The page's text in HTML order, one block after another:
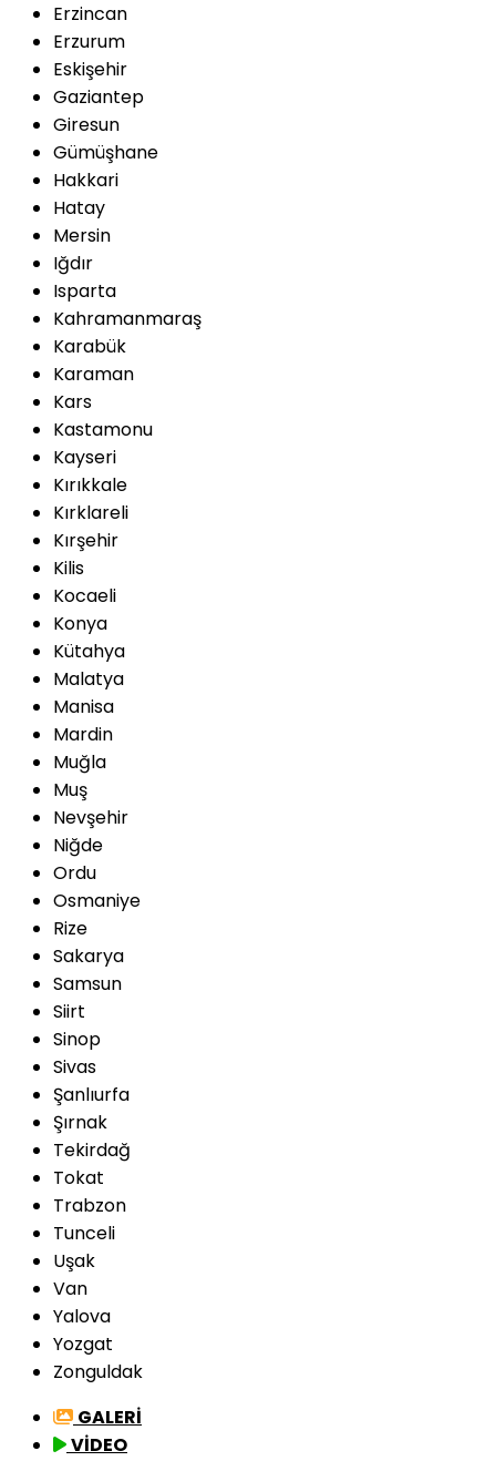
Erzincan
Erzurum
Eskişehir
Gaziantep
Giresun
Gümüşhane
Hakkari
Hatay
Mersin
Iğdır
Isparta
Kahramanmaraş
Karabük
Karaman
Kars
Kastamonu
Kayseri
Kırıkkale
Kırklareli
Kırşehir
Kilis
Kocaeli
Konya
Kütahya
Malatya
Manisa
Mardin
Muğla
Muş
Nevşehir
Niğde
Ordu
Osmaniye
Rize
Sakarya
Samsun
Siirt
Sinop
Sivas
Şanlıurfa
Şırnak
Tekirdağ
Tokat
Trabzon
Tunceli
Uşak
Van
Yalova
Yozgat
Zonguldak
GALERİ
VİDEO